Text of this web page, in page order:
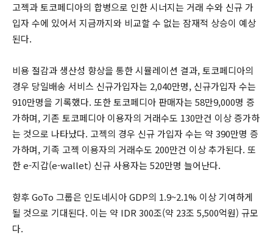
고젝과 토코페디아의 합병으로 인한 시너지는 거래 수와 신규 가
입자 수에 있어서 지금까지와 비교할 수 없는 잠재적 상승이 예상
된다.
비용 절감과 생산성 향상을 통한 시뮬레이션 결과, 토코페디아의
경우 당일배송 서비스 신규가입자는 2,040만명, 신규가입자 수는
910만명을 기록했다. 또한 토코페디아 판매자는 58만9,000명 증
가하며, 기존 토코페디아 이용자의 거래수도 130만건 이상 증가하
는 것으로 나타났다. 고젝의 경우 신규 가입자 수는 약 390만명 증
가하며, 기족 고젝 이용자의 거래수도 200만건 이상 추가된다. 또
한 e-지갑(e-wallet) 신규 사용자는 520만명 늘어난다.
향후 GoTo 그룹은 인도네시아 GDP의 1.9~2.1% 이상 기여하게
될 것으로 기대된다. 이는 약 IDR 300조(약 23조 5,500억원) 규모
다.